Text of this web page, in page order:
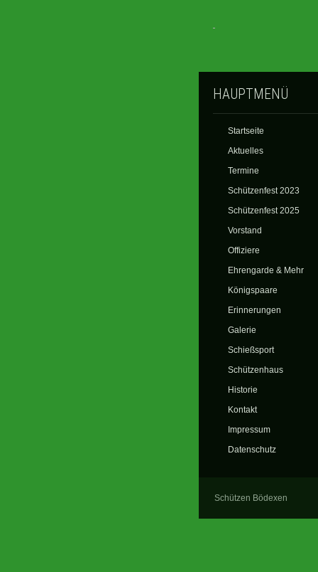
HAUPTMENÜ
Startseite
Aktuelles
Termine
Schützenfest 2023
Schützenfest 2025
Vorstand
Offiziere
Ehrengarde & Mehr
Königspaare
Erinnerungen
Galerie
Schießsport
Schützenhaus
Historie
Kontakt
Impressum
Datenschutz
Schützen Bödexen